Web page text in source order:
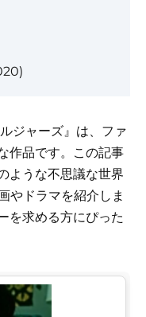
ジャーズ』は、ファ
作品です。この記事
ような不思議な世界
やドラマを紹介しま
を求める方にぴった